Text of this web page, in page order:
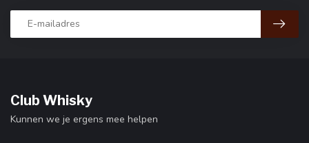
Club Whisky
Kunnen we je ergens mee helpen